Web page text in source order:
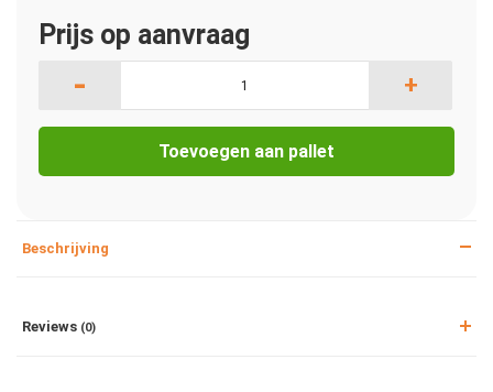
Prijs op aanvraag
- +
Toevoegen aan pallet
Beschrijving
Reviews (0)